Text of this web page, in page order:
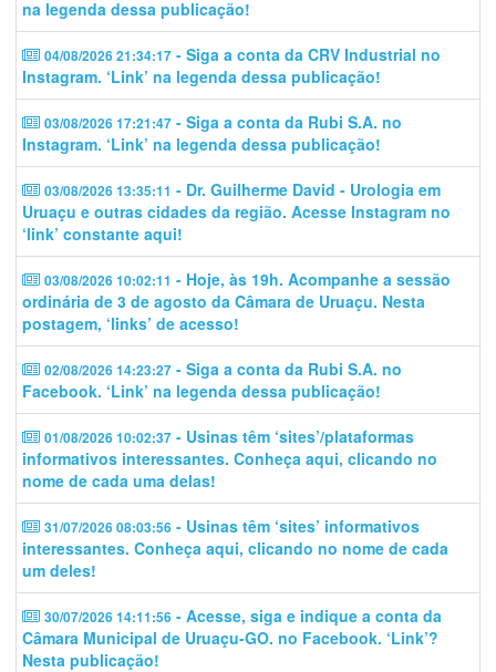
na legenda dessa publicação!
04/08/2026 21:34:17 - Siga a conta da CRV Industrial no
Instagram. ‘Link’ na legenda dessa publicação!
03/08/2026 17:21:47 - Siga a conta da Rubi S.A. no
Instagram. ‘Link’ na legenda dessa publicação!
03/08/2026 13:35:11 - Dr. Guilherme David - Urologia em
Uruaçu e outras cidades da região. Acesse Instagram no
‘link’ constante aqui!
03/08/2026 10:02:11 - Hoje, às 19h. Acompanhe a sessão
ordinária de 3 de agosto da Câmara de Uruaçu. Nesta
postagem, ‘links’ de acesso!
02/08/2026 14:23:27 - Siga a conta da Rubi S.A. no
Facebook. ‘Link’ na legenda dessa publicação!
01/08/2026 10:02:37 - Usinas têm ‘sites’/plataformas
informativos interessantes. Conheça aqui, clicando no
nome de cada uma delas!
31/07/2026 08:03:56 - Usinas têm ‘sites’ informativos
interessantes. Conheça aqui, clicando no nome de cada
um deles!
30/07/2026 14:11:56 - Acesse, siga e indique a conta da
Câmara Municipal de Uruaçu-GO. no Facebook. ‘Link’?
Nesta publicação!